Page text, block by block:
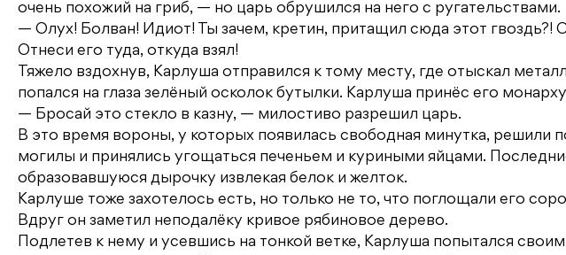
очень похожий на гриб, — но царь обрушился на него с ругательствами.
— Олух! Болван! Идиот! Ты зачем, кретин, притащил сюда этот гвоздь?!
Отнеси его туда, откуда взял!
Тяжело вздохнув, Карлуша отправился к тому месту, где отыскал
попался на глаза зелёный осколок бутылки. Карлуша принёс его
— Бросай это стекло в казну, — милостиво разрешил царь.
В это время вороны, у которых появилась свободная минутка, решили
могилы и принялись угощаться печеньем и куриными яйцами.
образовавшуюся дырочку извлекая белок и желток.
Карлуше тоже захотелось есть, но только не то, что поглощали его
Вдруг он заметил неподалёку кривое рябиновое дерево.
Подлетев к нему и усевшись на тонкой ветке, Карлуша попытался